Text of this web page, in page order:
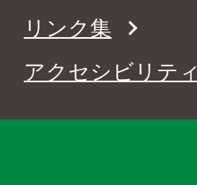
リンク集
アクセシビリティ